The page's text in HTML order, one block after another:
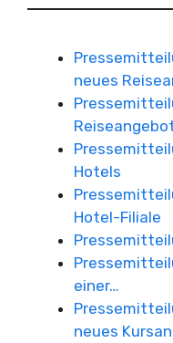
neues
Hotels
Hotel-Filiale
einer…
neues